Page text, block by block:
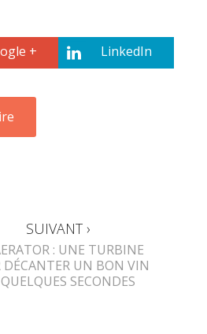
+ LinkedIn
SUIVANT ›
: UNE TURBINE
DÉCANTER UN BON VIN
SECONDES